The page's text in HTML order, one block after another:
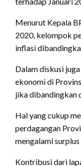
Menurut Kepala
2020, kelompok
inflasi
Dalam diskusi
ekonomi di
jika dibandingkan
Hal yang cukup
perdagangan
mengalami
Kontribusi dari